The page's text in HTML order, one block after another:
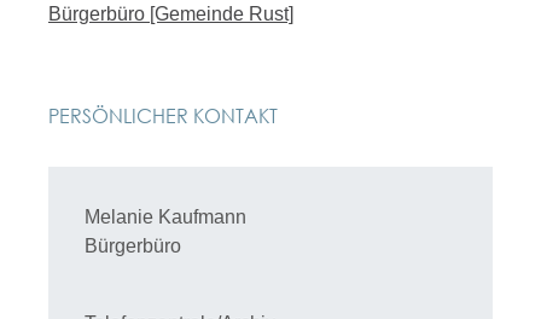
Bürgerbüro [Gemeinde Rust]
PERSÖNLICHER KONTAKT
Melanie Kaufmann
Bürgerbüro